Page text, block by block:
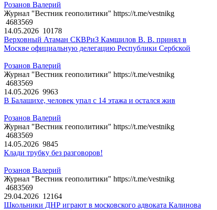
Розанов Валерий
Журнал "Вестник геополитики" https://t.me/vestnikg
4683569
14.05.2026 10178
Верховный Атаман СКВРиЗ Камшилов В. В. принял в
Москве официальную делегацию Республики Сербской
Розанов Валерий
Журнал "Вестник геополитики" https://t.me/vestnikg
4683569
14.05.2026 9963
В Балашихе, человек упал с 14 этажа и остался жив
Розанов Валерий
Журнал "Вестник геополитики" https://t.me/vestnikg
4683569
14.05.2026 9845
Клади трубку без разговоров!
Розанов Валерий
Журнал "Вестник геополитики" https://t.me/vestnikg
4683569
29.04.2026 12164
Школьники ДНР играют в московского адвоката Калинова